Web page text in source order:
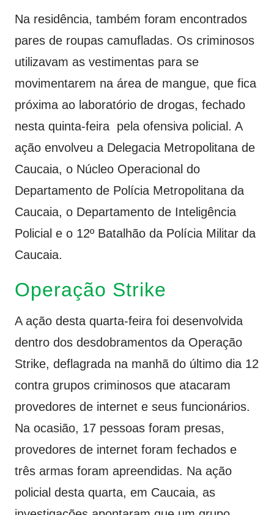
Na residência, também foram encontrados
pares de roupas camufladas. Os criminosos
utilizavam as vestimentas para se
movimentarem na área de mangue, que fica
próxima ao laboratório de drogas, fechado
nesta quinta-feira pela ofensiva policial. A
ação envolveu a Delegacia Metropolitana de
Caucaia, o Núcleo Operacional do
Departamento de Polícia Metropolitana da
Caucaia, o Departamento de Inteligência
Policial e o 12º Batalhão da Polícia Militar da
Caucaia.
Operação Strike
A ação desta quarta-feira foi desenvolvida
dentro dos desdobramentos da Operação
Strike, deflagrada na manhã do último dia 12
contra grupos criminosos que atacaram
provedores de internet e seus funcionários.
Na ocasião, 17 pessoas foram presas,
provedores de internet foram fechados e
três armas foram apreendidas. Na ação
policial desta quarta, em Caucaia, as